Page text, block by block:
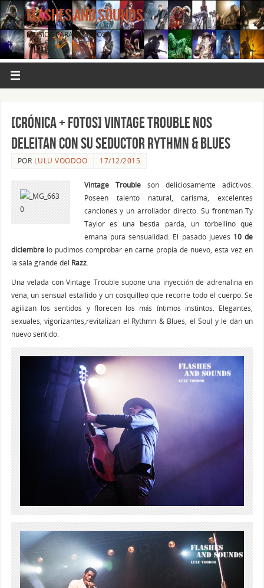
FLASHES AND SOUNDS
MÚSICA PARA LOS OJOS.
[CRÓNICA + FOTOS] Vintage Trouble nos
deleitan con su seductor Rythmn & Blues
POR LULU VOODOO 17/12/2015
Vintage Troubleson deliciosamente adictivos.
Poseen talento natural, carisma, excelentes
canciones y un arrollador directo. Su frontman Ty
Taylor es una bestia parda, un torbellino que
emana pura sensualidad. El pasado jueves 10 de
diciembrelo pudimos comprobar en carne propia de nuevo, esta vez en
la sala grande del Razz.
Una velada con Vintage Trouble supone una inyección de adrenalina en
vena, un sensual estallido y un cosquilleo que recorre todo el cuerpo. Se
agilizan los sentidos y florecen los más íntimos instintos. Elegantes,
sexuales, vigorizantes,revitalizan el Rythmn & Blues, el Soul y le dan un
nuevo sentido.